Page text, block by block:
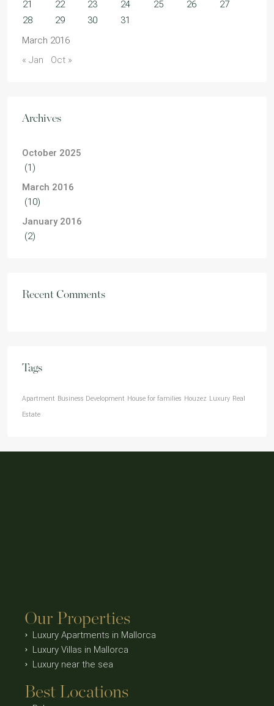
March 2016
21
22 23 24 25 26
27
28
29 30 31
« Jan Oct »
Archives
October 2025
(1)
March 2016
(10)
January 2016
(2)
Recent Comments
Tags
Apartment Business Development House for families Houzez Luxury Real
Estate
Our Properties
Luxury Apartments in Mallorca
Luxury Villas in Mallorca
Luxury near the sea
Best Locations